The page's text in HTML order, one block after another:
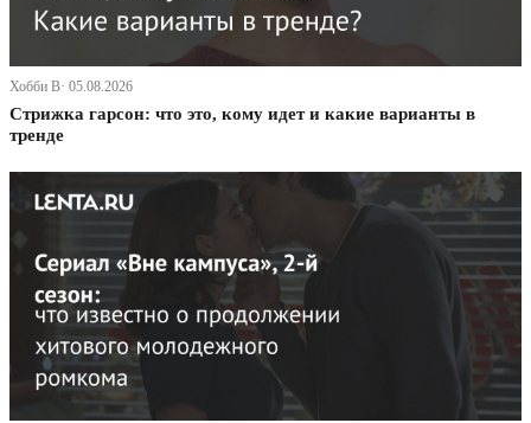
Хобби В· 05.08.2026
Стрижка гарсон: что это, кому идет и какие варианты в
тренде